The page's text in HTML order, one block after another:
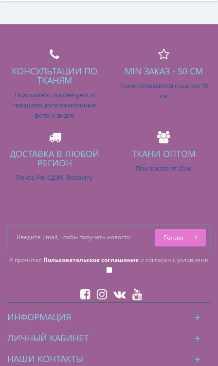
КОНСУЛЬТАЦИИ ПО
ТКАНЯМ
Подскажем, посоветуем, и
пришлем дополнительные
фото и видео
MIN ЗАКАЗ - 50 СМ
Ткани отрезаются с шагом 10
см
ДОСТАВКА В ЛЮБОЙ
РЕГИОН
Почта РФ, СДЭК, Boxberry
ТКАНИ ОПТОМ
При заказе от 20 м
Я прочитал Пользовательское соглашение и согласен с условиями
Готово
ИНФОРМАЦИЯ
ЛИЧНЫЙ КАБИНЕТ
НАШИ КОНТАКТЫ